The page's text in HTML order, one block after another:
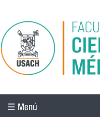
Pasar al contenido principal
☰ Menú